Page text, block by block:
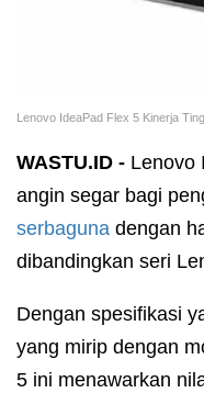
Lenovo IdeaPad Flex 5 Kinerja
WASTU.ID - Lenovo
angin segar bagi
serbaguna dengan
dibandingkan seri
Dengan spesifikasi
yang mirip dengan
5 ini menawarkan